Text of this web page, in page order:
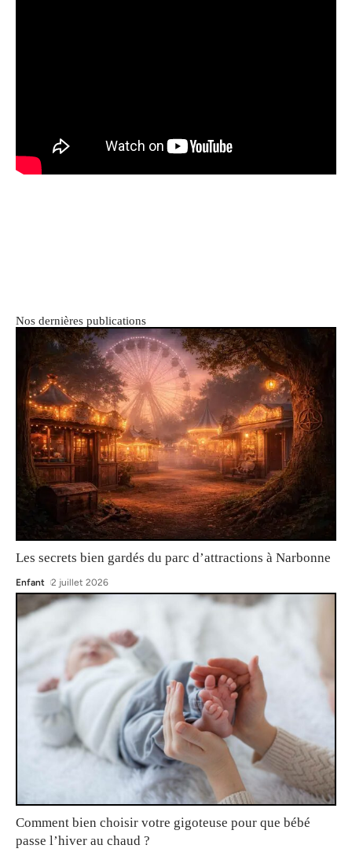
Nos dernières publications
Les secrets bien gardés du parc d’attractions à Narbonne
Enfant 2 juillet 2026
Comment bien choisir votre gigoteuse pour que bébé
passe l’hiver au chaud ?